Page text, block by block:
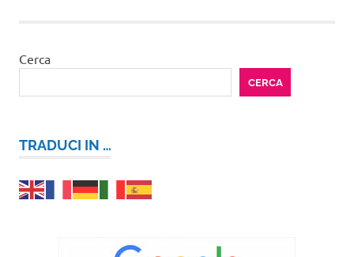
Cerca
CERCA
TRADUCI IN …